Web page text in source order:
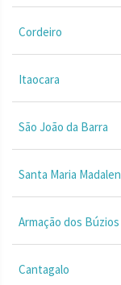
Cordeiro
Itaocara
São João da Barra
Santa Maria
Armação dos Búzios
Cantagalo